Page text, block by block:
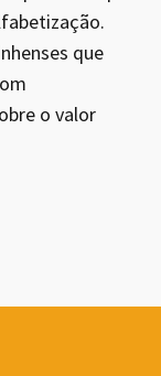
que
o valor